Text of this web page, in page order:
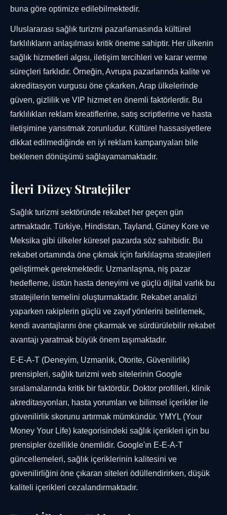
buna göre optimize edilebilmektedir.
Uluslararası sağlık turizmi pazarlamasında kültürel
farklılıkların anlaşılması kritik öneme sahiptir. Her ülkenin
sağlık hizmetleri algısı, iletişim tercihleri ve karar verme
süreçleri farklıdır. Örneğin, Avrupa pazarlarında kalite ve
akreditasyon vurgusu öne çıkarken, Arap ülkelerinde
güven, gizlilik ve VIP hizmet en önemli faktörlerdir. Bu
farklılıkları reklam kreatiflerine, satış scriptlerine ve hasta
iletişimine yansıtmak zorunludur. Kültürel hassasiyetlere
dikkat edilmediğinde en iyi reklam kampanyaları bile
beklenen dönüşümü sağlayamamaktadır.
İleri Düzey Stratejiler
Sağlık turizmi sektöründe rekabet her geçen gün
artmaktadır. Türkiye, Hindistan, Tayland, Güney Kore ve
Meksika gibi ülkeler küresel pazarda söz sahibidir. Bu
rekabet ortamında öne çıkmak için farklılaşma stratejileri
geliştirmek gerekmektedir. Uzmanlaşma, niş pazar
hedefleme, üstün hasta deneyimi ve güçlü dijital varlık bu
stratejilerin temelini oluşturmaktadır. Rekabet analizi
yaparken rakiplerin güçlü ve zayıf yönlerini belirlemek,
kendi avantajlarını öne çıkarmak ve sürdürülebilir rekabet
avantajı yaratmak büyük önem taşımaktadır.
E-E-A-T (Deneyim, Uzmanlık, Otorite, Güvenilirlik)
prensipleri, sağlık turizmi web sitelerinin Google
sıralamalarında kritik bir faktördür. Doktor profilleri, klinik
akreditasyonları, hasta yorumları ve bilimsel içerikler ile
güvenilirlik skorunu artırmak mümkündür. YMYL (Your
Money Your Life) kategorisindeki sağlık içerikleri için bu
prensipler özellikle önemlidir. Google'ın E-E-A-T
güncellemeleri, sağlık içeriklerinin kalitesini ve
güvenilirliğini öne çıkaran siteleri ödüllendirirken, düşük
kaliteli içerikleri cezalandırmaktadır.